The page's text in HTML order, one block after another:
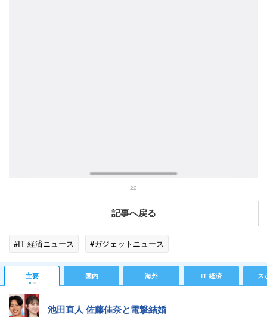
22
記事へ戻る
#IT 経済ニュース #ガジェットニュース
主要 国内 海外 IT 経済 ス
池田直人 佐藤佳奈と電撃結婚